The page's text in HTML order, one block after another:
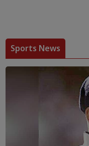
Sports News